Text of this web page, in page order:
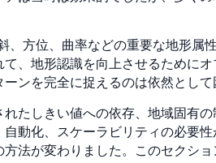
方位、曲率などの重要な地形属
、地形認識を向上させるために
ンを完全に捉えるのは依然として
たしきい値への依存、地域固有
動化、スケーラビリティの必要
法が変わりました。このセクシ